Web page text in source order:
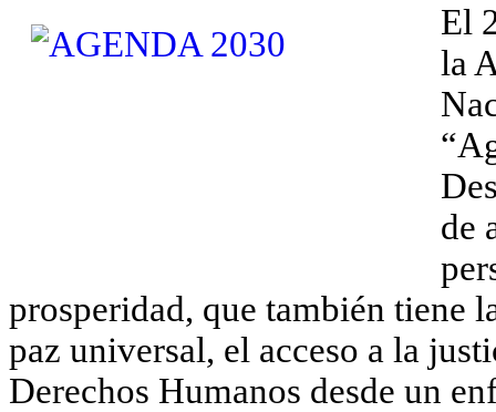
El
la
de
prosperidad, que también tiene
paz universal, el acceso a la
Derechos Humanos desde un